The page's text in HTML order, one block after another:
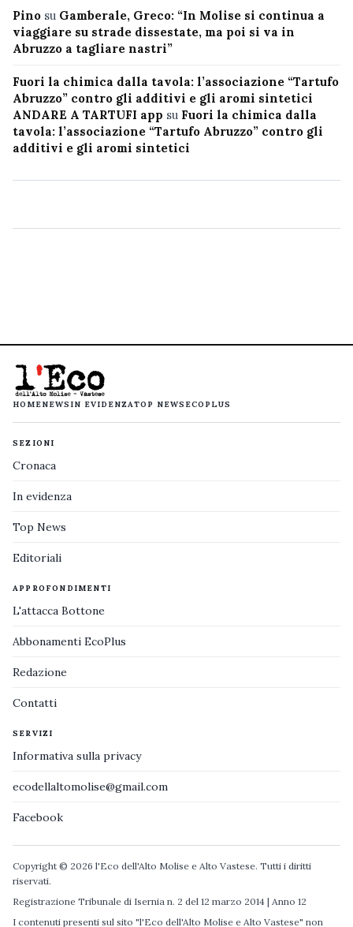
Pino su Gamberale, Greco: “In Molise si continua a
viaggiare su strade dissestate, ma poi si va in
Abruzzo a tagliare nastri”
Fuori la chimica dalla tavola: l’associazione “Tartufo
Abruzzo” contro gli additivi e gli aromi sintetici
ANDARE A TARTUFI app su Fuori la chimica dalla
tavola: l’associazione “Tartufo Abruzzo” contro gli
additivi e gli aromi sintetici
HOMENEWS IN EVIDENZATOP NEWS ECOPLUS
SEZIONI
Cronaca
In evidenza
Top News
Editoriali
APPROFONDIMENTI
L'attacca Bottone
Abbonamenti EcoPlus
Redazione
Contatti
SERVIZI
Informativa sulla privacy
ecodellaltomolise@gmail.com
Facebook
Copyright © 2026 l'Eco dell'Alto Molise e Alto Vastese. Tutti i diritti
riservati.
Registrazione Tribunale di Isernia n. 2 del 12 marzo 2014 | Anno 12
I contenuti presenti sul sito "l'Eco dell'Alto Molise e Alto Vastese" non